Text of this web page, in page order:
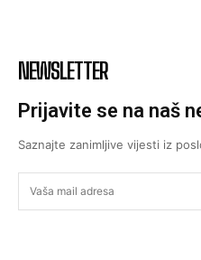
NEWSLETTER
Prijavite se na naš
Saznajte zanimljive vijesti iz